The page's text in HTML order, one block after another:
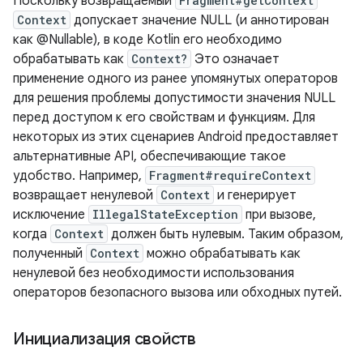
Context допускает значение NULL (и аннотирован
как @Nullable), в коде Kotlin его необходимо
обрабатывать как Context? Это означает
применение одного из ранее упомянутых операторов
для решения проблемы допустимости значения NULL
перед доступом к его свойствам и функциям. Для
некоторых из этих сценариев Android предоставляет
альтернативные API, обеспечивающие такое
удобство. Например, Fragment#requireContext
возвращает ненулевой Context и генерирует
исключение IllegalStateException при вызове,
когда Context должен быть нулевым. Таким образом,
полученный Context можно обрабатывать как
ненулевой без необходимости использования
операторов безопасного вызова или обходных путей.
Инициализация свойств